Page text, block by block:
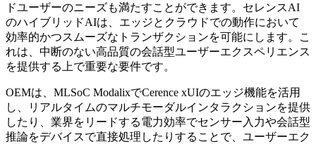
ドユーザーのニーズも満たすことができます。セレンスAI
のハイブリッドAIは、エッジとクラウドでの動作において
効率的かつスムーズなトランザクションを可能にします。こ
れは、中断のない高品質の会話型ユーザーエクスペリエンス
を提供する上で重要な要件です。
OEMは、MLSoC ModalixでCerence xUIのエッジ機能を活用
し、リアルタイムのマルチモーダルインタラクションを提供
したり、業界をリードする電力効率でセンサー入力や会話型
推論をデバイスで直接処理したりすることで、ユーザーエク